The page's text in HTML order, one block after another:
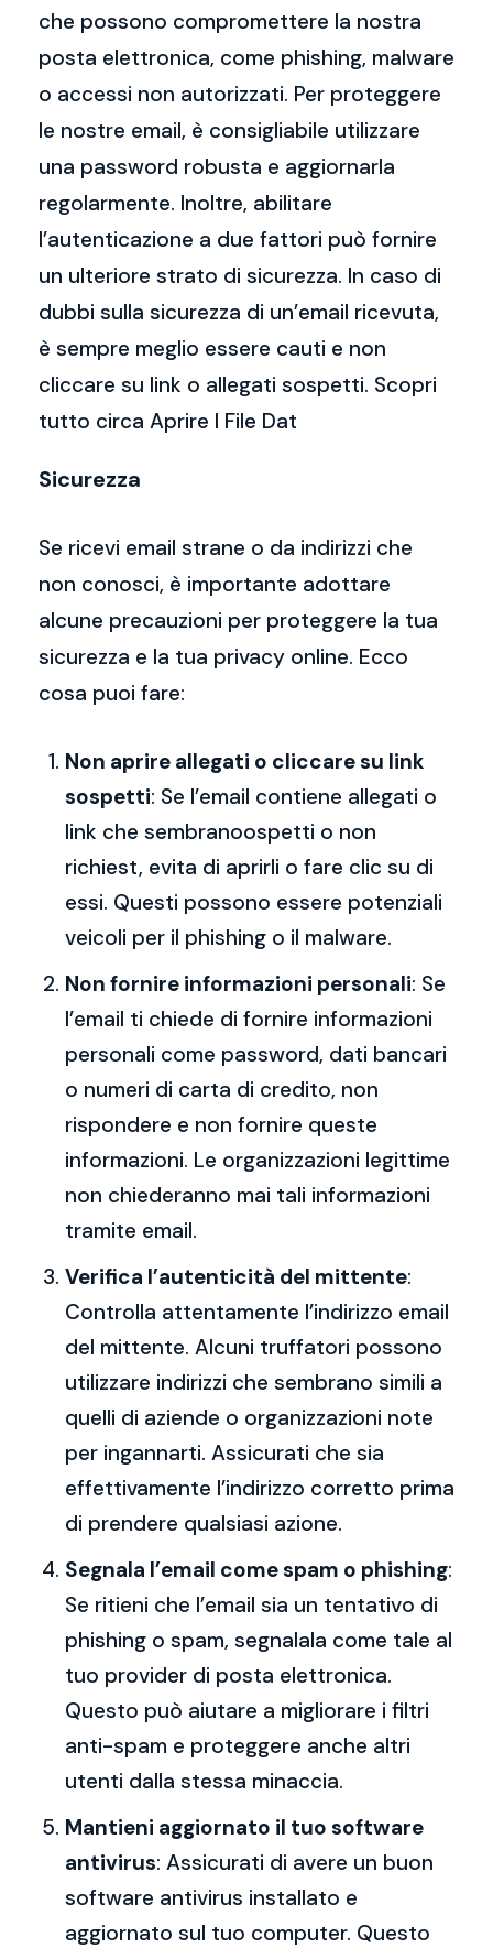
che possono compromettere la nostra
posta elettronica, come phishing, malware
o accessi non autorizzati. Per proteggere
le nostre email, è consigliabile utilizzare
una password robusta e aggiornarla
regolarmente. Inoltre, abilitare
l’autenticazione a due fattori può fornire
un ulteriore strato di sicurezza. In caso di
dubbi sulla sicurezza di un’email ricevuta,
è sempre meglio essere cauti e non
cliccare su link o allegati sospetti. Scopri
tutto circa Aprire I File Dat
Sicurezza
Se ricevi email strane o da indirizzi che
non conosci, è importante adottare
alcune precauzioni per proteggere la tua
sicurezza e la tua privacy online. Ecco
cosa puoi fare:
Non aprire allegati o cliccare su link
sospetti: Se l’email contiene allegati o
link che sembranoospetti o non
richiest, evita di aprirli o fare clic su di
essi. Questi possono essere potenziali
veicoli per il phishing o il malware.
Non fornire informazioni personali: Se
l’email ti chiede di fornire informazioni
personali come password, dati bancari
o numeri di carta di credito, non
rispondere e non fornire queste
informazioni. Le organizzazioni legittime
non chiederanno mai tali informazioni
tramite email.
Verifica l’autenticità del mittente:
Controlla attentamente l’indirizzo email
del mittente. Alcuni truffatori possono
utilizzare indirizzi che sembrano simili a
quelli di aziende o organizzazioni note
per ingannarti. Assicurati che sia
effettivamente l’indirizzo corretto prima
di prendere qualsiasi azione.
Segnala l’email come spam o phishing:
Se ritieni che l’email sia un tentativo di
phishing o spam, segnalala come tale al
tuo provider di posta elettronica.
Questo può aiutare a migliorare i filtri
anti-spam e proteggere anche altri
utenti dalla stessa minaccia.
Mantieni aggiornato il tuo software
antivirus: Assicurati di avere un buon
software antivirus installato e
aggiornato sul tuo computer. Questo